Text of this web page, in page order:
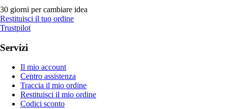
30 giorni per cambiare idea
Restituisci il tuo ordine
Trustpilot
Servizi
Il mio account
Centro assistenza
Traccia il mio ordine
Restituisci il mio ordine
Codici sconto